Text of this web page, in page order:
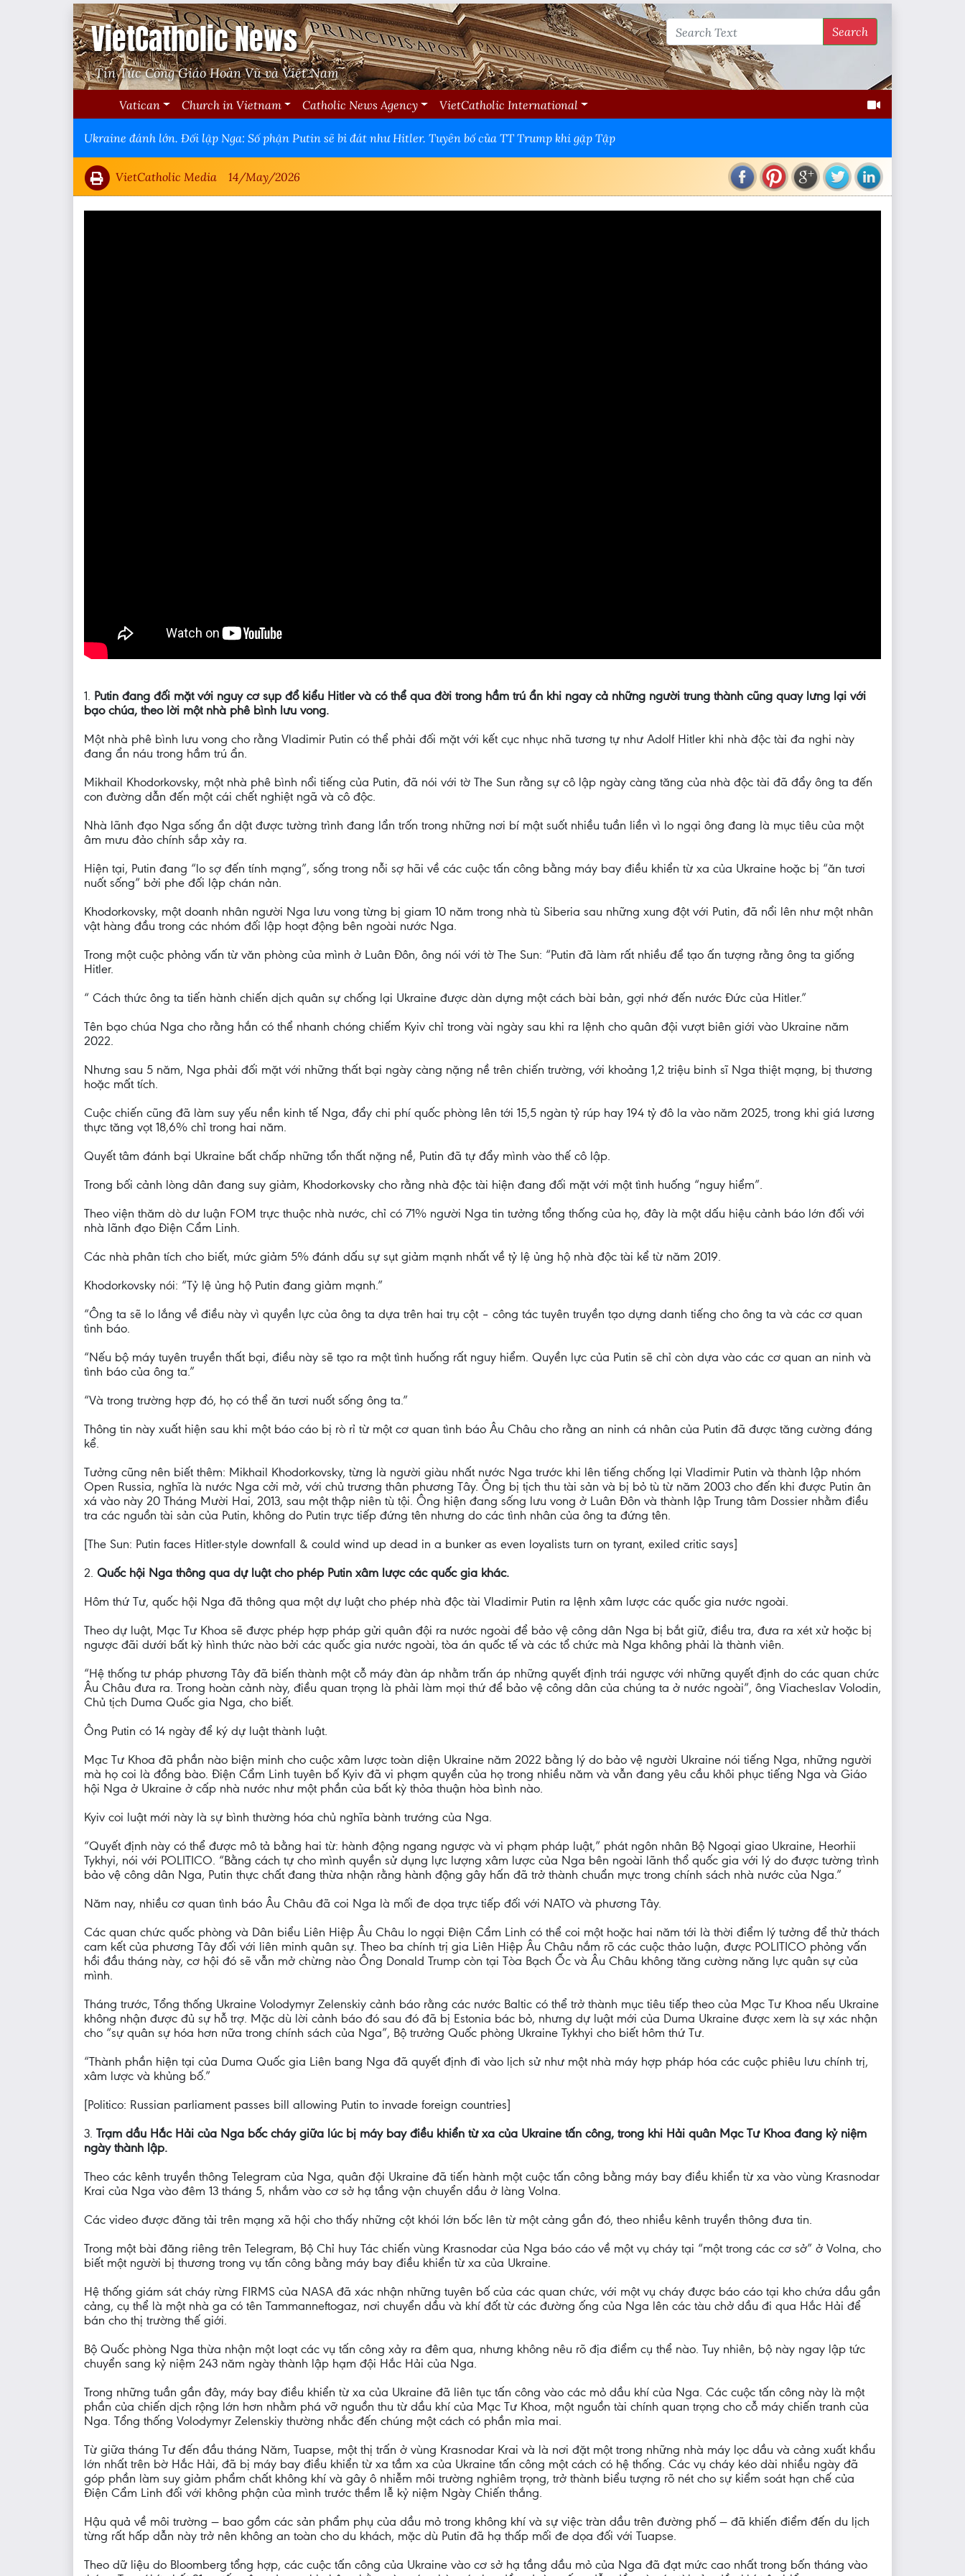
VietCatholic News
Tin Tức Công Giáo Hoàn Vũ và Việt Nam
Search
Vatican Church in Vietnam Catholic News Agency VietCatholic International
Ukraine đánh lớn. Đối lập Nga: Số phận Putin sẽ bi đát như Hitler. Tuyên bố của TT Trump khi gặp Tập
VietCatholic Media 14/May/2026
1. Putin đang đối mặt với nguy cơ sụp đổ kiểu Hitler và có thể qua đời trong hầm trú ẩn khi ngay cả những người trung thành cũng quay lưng lại với
bạo chúa, theo lời một nhà phê bình lưu vong.
Một nhà phê bình lưu vong cho rằng Vladimir Putin có thể phải đối mặt với kết cục nhục nhã tương tự như Adolf Hitler khi nhà độc tài đa nghi này
đang ẩn náu trong hầm trú ẩn.
Mikhail Khodorkovsky, một nhà phê bình nổi tiếng của Putin, đã nói với tờ The Sun rằng sự cô lập ngày càng tăng của nhà độc tài đã đẩy ông ta đến
con đường dẫn đến một cái chết nghiệt ngã và cô độc.
Nhà lãnh đạo Nga sống ẩn dật được tường trình đang lẩn trốn trong những nơi bí mật suốt nhiều tuần liền vì lo ngại ông đang là mục tiêu của một
âm mưu đảo chính sắp xảy ra.
Hiện tại, Putin đang “lo sợ đến tính mạng”, sống trong nỗi sợ hãi về các cuộc tấn công bằng máy bay điều khiển từ xa của Ukraine hoặc bị “ăn tươi
nuốt sống” bởi phe đối lập chán nản.
Khodorkovsky, một doanh nhân người Nga lưu vong từng bị giam 10 năm trong nhà tù Siberia sau những xung đột với Putin, đã nổi lên như một nhân
vật hàng đầu trong các nhóm đối lập hoạt động bên ngoài nước Nga.
Trong một cuộc phỏng vấn từ văn phòng của mình ở Luân Đôn, ông nói với tờ The Sun: “Putin đã làm rất nhiều để tạo ấn tượng rằng ông ta giống
Hitler.
“ Cách thức ông ta tiến hành chiến dịch quân sự chống lại Ukraine được dàn dựng một cách bài bản, gợi nhớ đến nước Đức của Hitler.”
Tên bạo chúa Nga cho rằng hắn có thể nhanh chóng chiếm Kyiv chỉ trong vài ngày sau khi ra lệnh cho quân đội vượt biên giới vào Ukraine năm
2022.
Nhưng sau 5 năm, Nga phải đối mặt với những thất bại ngày càng nặng nề trên chiến trường, với khoảng 1,2 triệu binh sĩ Nga thiệt mạng, bị thương
hoặc mất tích.
Cuộc chiến cũng đã làm suy yếu nền kinh tế Nga, đẩy chi phí quốc phòng lên tới 15,5 ngàn tỷ rúp hay 194 tỷ đô la vào năm 2025, trong khi giá lương
thực tăng vọt 18,6% chỉ trong hai năm.
Quyết tâm đánh bại Ukraine bất chấp những tổn thất nặng nề, Putin đã tự đẩy mình vào thế cô lập.
Trong bối cảnh lòng dân đang suy giảm, Khodorkovsky cho rằng nhà độc tài hiện đang đối mặt với một tình huống “nguy hiểm”.
Theo viện thăm dò dư luận FOM trực thuộc nhà nước, chỉ có 71% người Nga tin tưởng tổng thống của họ, đây là một dấu hiệu cảnh báo lớn đối với
nhà lãnh đạo Điện Cẩm Linh.
Các nhà phân tích cho biết, mức giảm 5% đánh dấu sự sụt giảm mạnh nhất về tỷ lệ ủng hộ nhà độc tài kể từ năm 2019.
Khodorkovsky nói: “Tỷ lệ ủng hộ Putin đang giảm mạnh.”
“Ông ta sẽ lo lắng về điều này vì quyền lực của ông ta dựa trên hai trụ cột – công tác tuyên truyền tạo dựng danh tiếng cho ông ta và các cơ quan
tình báo.
“Nếu bộ máy tuyên truyền thất bại, điều này sẽ tạo ra một tình huống rất nguy hiểm. Quyền lực của Putin sẽ chỉ còn dựa vào các cơ quan an ninh và
tình báo của ông ta.”
“Và trong trường hợp đó, họ có thể ăn tươi nuốt sống ông ta.”
Thông tin này xuất hiện sau khi một báo cáo bị rò rỉ từ một cơ quan tình báo Âu Châu cho rằng an ninh cá nhân của Putin đã được tăng cường đáng
kể.
Tưởng cũng nên biết thêm: Mikhail Khodorkovsky, từng là người giàu nhất nước Nga trước khi lên tiếng chống lại Vladimir Putin và thành lập nhóm
Open Russia, nghĩa là nước Nga cởi mở, với chủ trương thân phương Tây. Ông bị tịch thu tài sản và bị bỏ tù từ năm 2003 cho đến khi được Putin ân
xá vào này 20 Tháng Mười Hai, 2013, sau một thập niên tù tội. Ông hiện đang sống lưu vong ở Luân Đôn và thành lập Trung tâm Dossier nhằm điều
tra các nguồn tài sản của Putin, không do Putin trực tiếp đứng tên nhưng do các tình nhân của ông ta đứng tên.
[The Sun: Putin faces Hitler-style downfall & could wind up dead in a bunker as even loyalists turn on tyrant, exiled critic says]
2. Quốc hội Nga thông qua dự luật cho phép Putin xâm lược các quốc gia khác.
Hôm thứ Tư, quốc hội Nga đã thông qua một dự luật cho phép nhà độc tài Vladimir Putin ra lệnh xâm lược các quốc gia nước ngoài.
Theo dự luật, Mạc Tư Khoa sẽ được phép hợp pháp gửi quân đội ra nước ngoài để bảo vệ công dân Nga bị bắt giữ, điều tra, đưa ra xét xử hoặc bị
ngược đãi dưới bất kỳ hình thức nào bởi các quốc gia nước ngoài, tòa án quốc tế và các tổ chức mà Nga không phải là thành viên.
“Hệ thống tư pháp phương Tây đã biến thành một cỗ máy đàn áp nhằm trấn áp những quyết định trái ngược với những quyết định do các quan chức
Âu Châu đưa ra. Trong hoàn cảnh này, điều quan trọng là phải làm mọi thứ để bảo vệ công dân của chúng ta ở nước ngoài”, ông Viacheslav Volodin,
Chủ tịch Duma Quốc gia Nga, cho biết.
Ông Putin có 14 ngày để ký dự luật thành luật.
Mạc Tư Khoa đã phần nào biện minh cho cuộc xâm lược toàn diện Ukraine năm 2022 bằng lý do bảo vệ người Ukraine nói tiếng Nga, những người
mà họ coi là đồng bào. Điện Cẩm Linh tuyên bố Kyiv đã vi phạm quyền của họ trong nhiều năm và vẫn đang yêu cầu khôi phục tiếng Nga và Giáo
hội Nga ở Ukraine ở cấp nhà nước như một phần của bất kỳ thỏa thuận hòa bình nào.
Kyiv coi luật mới này là sự bình thường hóa chủ nghĩa bành trướng của Nga.
“Quyết định này có thể được mô tả bằng hai từ: hành động ngang ngược và vi phạm pháp luật,” phát ngôn nhân Bộ Ngoại giao Ukraine, Heorhii
Tykhyi, nói với POLITICO. “Bằng cách tự cho mình quyền sử dụng lực lượng xâm lược của Nga bên ngoài lãnh thổ quốc gia với lý do được tường trình
bảo vệ công dân Nga, Putin thực chất đang thừa nhận rằng hành động gây hấn đã trở thành chuẩn mực trong chính sách nhà nước của Nga.”
Năm nay, nhiều cơ quan tình báo Âu Châu đã coi Nga là mối đe dọa trực tiếp đối với NATO và phương Tây.
Các quan chức quốc phòng và Dân biểu Liên Hiệp Âu Châu lo ngại Điện Cẩm Linh có thể coi một hoặc hai năm tới là thời điểm lý tưởng để thử thách
cam kết của phương Tây đối với liên minh quân sự. Theo ba chính trị gia Liên Hiệp Âu Châu nắm rõ các cuộc thảo luận, được POLITICO phỏng vấn
hồi đầu tháng này, cơ hội đó sẽ vẫn mở chừng nào Ông Donald Trump còn tại Tòa Bạch Ốc và Âu Châu không tăng cường năng lực quân sự của
mình.
Tháng trước, Tổng thống Ukraine Volodymyr Zelenskiy cảnh báo rằng các nước Baltic có thể trở thành mục tiêu tiếp theo của Mạc Tư Khoa nếu Ukraine
không nhận được đủ sự hỗ trợ. Mặc dù lời cảnh báo đó sau đó đã bị Estonia bác bỏ, nhưng dự luật mới của Duma Ukraine được xem là sự xác nhận
cho “sự quân sự hóa hơn nữa trong chính sách của Nga”, Bộ trưởng Quốc phòng Ukraine Tykhyi cho biết hôm thứ Tư.
“Thành phần hiện tại của Duma Quốc gia Liên bang Nga đã quyết định đi vào lịch sử như một nhà máy hợp pháp hóa các cuộc phiêu lưu chính trị,
xâm lược và khủng bố.”
[Politico: Russian parliament passes bill allowing Putin to invade foreign countries]
3. Trạm dầu Hắc Hải của Nga bốc cháy giữa lúc bị máy bay điều khiển từ xa của Ukraine tấn công, trong khi Hải quân Mạc Tư Khoa đang kỷ niệm
ngày thành lập.
Theo các kênh truyền thông Telegram của Nga, quân đội Ukraine đã tiến hành một cuộc tấn công bằng máy bay điều khiển từ xa vào vùng Krasnodar
Krai của Nga vào đêm 13 tháng 5, nhắm vào cơ sở hạ tầng vận chuyển dầu ở làng Volna.
Các video được đăng tải trên mạng xã hội cho thấy những cột khói lớn bốc lên từ một cảng gần đó, theo nhiều kênh truyền thông đưa tin.
Trong một bài đăng riêng trên Telegram, Bộ Chỉ huy Tác chiến vùng Krasnodar của Nga báo cáo về một vụ cháy tại “một trong các cơ sở” ở Volna, cho
biết một người bị thương trong vụ tấn công bằng máy bay điều khiển từ xa của Ukraine.
Hệ thống giám sát cháy rừng FIRMS của NASA đã xác nhận những tuyên bố của các quan chức, với một vụ cháy được báo cáo tại kho chứa dầu gần
cảng, cụ thể là một nhà ga có tên Tammanneftogaz, nơi chuyển dầu và khí đốt từ các đường ống của Nga lên các tàu chở dầu đi qua Hắc Hải để
bán cho thị trường thế giới.
Bộ Quốc phòng Nga thừa nhận một loạt các vụ tấn công xảy ra đêm qua, nhưng không nêu rõ địa điểm cụ thể nào. Tuy nhiên, bộ này ngay lập tức
chuyển sang kỷ niệm 243 năm ngày thành lập hạm đội Hắc Hải của Nga.
Trong những tuần gần đây, máy bay điều khiển từ xa của Ukraine đã liên tục tấn công vào các mỏ dầu khí của Nga. Các cuộc tấn công này là một
phần của chiến dịch rộng lớn hơn nhằm phá vỡ nguồn thu từ dầu khí của Mạc Tư Khoa, một nguồn tài chính quan trọng cho cỗ máy chiến tranh của
Nga. Tổng thống Volodymyr Zelenskiy thường nhắc đến chúng một cách có phần mỉa mai.
Từ giữa tháng Tư đến đầu tháng Năm, Tuapse, một thị trấn ở vùng Krasnodar Krai và là nơi đặt một trong những nhà máy lọc dầu và cảng xuất khẩu
lớn nhất trên bờ Hắc Hải, đã bị máy bay điều khiển từ xa tầm xa của Ukraine tấn công một cách có hệ thống. Các vụ cháy kéo dài nhiều ngày đã
góp phần làm suy giảm phẩm chất không khí và gây ô nhiễm môi trường nghiêm trọng, trở thành biểu tượng rõ nét cho sự kiểm soát hạn chế của
Điện Cẩm Linh đối với không phận của mình trước thềm lễ kỷ niệm Ngày Chiến thắng.
Hậu quả về môi trường — bao gồm các sản phẩm phụ của dầu mỏ trong không khí và sự việc tràn dầu trên đường phố — đã khiến điểm đến du lịch
từng rất hấp dẫn này trở nên không an toàn cho du khách, mặc dù Putin đã hạ thấp mối đe dọa đối với Tuapse.
Theo dữ liệu do Bloomberg tổng hợp, các cuộc tấn công của Ukraine vào cơ sở hạ tầng dầu mỏ của Nga đã đạt mức cao nhất trong bốn tháng vào